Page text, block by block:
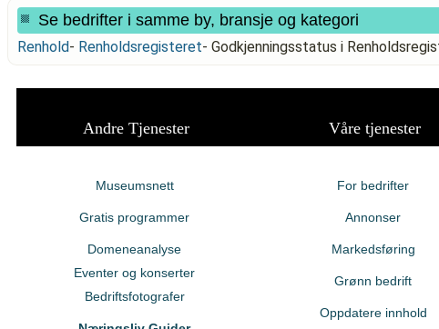
Se bedrifter i samme by, bransje og kategori
Renhold- Renholdsregisteret- Godkjenningsstatus i
Andre Tjenester Våre tjenester
Museumsnett
Gratis programmer
Domeneanalyse
Eventer og konserter
Bedriftsfotografer
For bedrifter
Annonser
Markedsføring
Grønn bedrift
Oppdatere innhold